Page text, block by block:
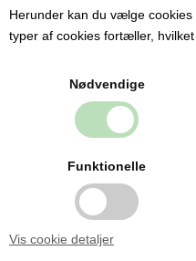
Herunder kan du vælge
typer af cookies fortæller, hvilket
Nødvendige
Funktionelle
Vis cookie detaljer
NYHED